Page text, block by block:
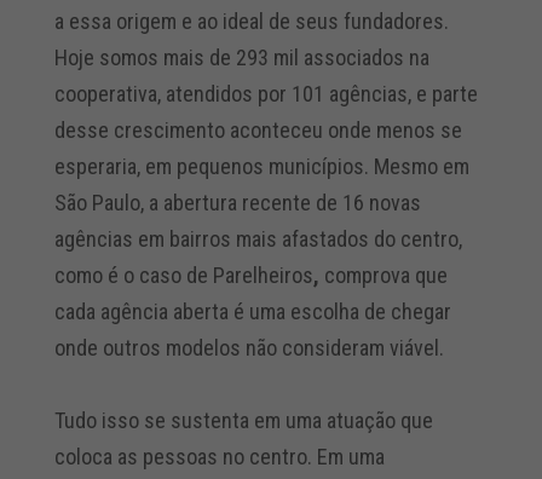
a essa origem e ao ideal de seus fundadores.
Hoje somos mais de 293 mil associados na
cooperativa, atendidos por 101 agências, e parte
desse crescimento aconteceu onde menos se
esperaria, em pequenos municípios. Mesmo em
São Paulo, a abertura recente de 16 novas
agências em bairros mais afastados do centro,
como é o caso de Parelheiros, comprova que
cada agência aberta é uma escolha de chegar
onde outros modelos não consideram viável.
Tudo isso se sustenta em uma atuação que
coloca as pessoas no centro. Em uma